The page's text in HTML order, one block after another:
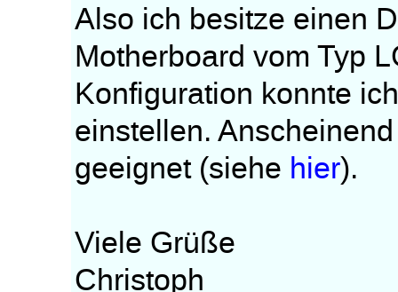
Also ich besitze einen
Motherboard vom Typ
Konfiguration konnte
einstellen.
geeignet (siehe hier).
Viele Grüße
Christoph